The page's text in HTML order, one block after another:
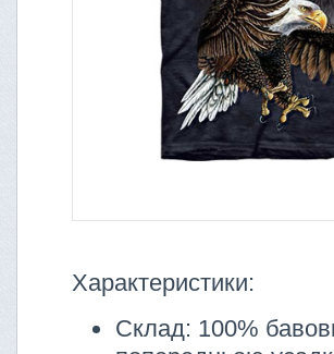
Характеристики:
Склад: 100%